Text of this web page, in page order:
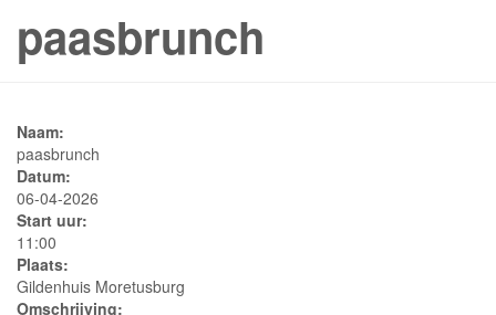
paasbrunch
Naam:
paasbrunch
Datum:
06-04-2026
Start uur:
11:00
Plaats:
Gildenhuis Moretusburg
Omschrijving: